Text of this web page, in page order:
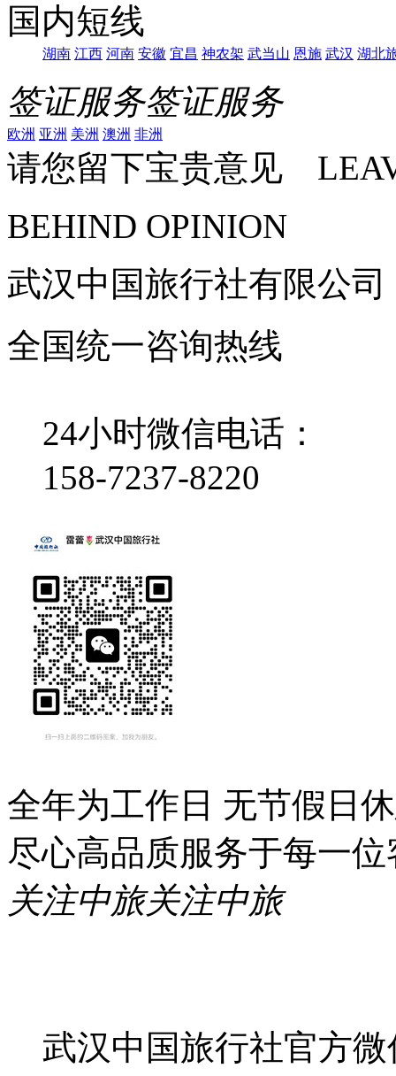
国内短线
湖南 江西 河南 安徽 宜昌 神农架 武当山 恩施 武汉 湖北
签证服务签证服务
欧洲 亚洲 美洲 澳洲 非洲
请您留下宝贵意见
BEHIND OPINION
武汉中国旅行社有限公司
全国统一咨询热线
24小时微信电话：
158-7237-8220
全年为工作日 无节假日
尽心高品质服务于每一位
关注中旅关注中旅
武汉中国旅行社官方微